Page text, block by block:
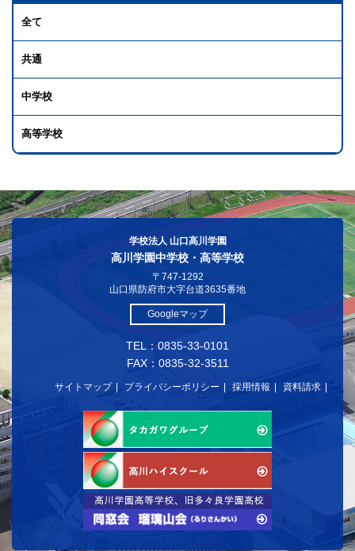
全て
共通
中学校
高等学校
学校法人 山口高川学園
高川学園中学校・高等学校
〒747-1292
山口県防府市大字台道3635番地
Googleマップ
TEL：0835-33-0101
FAX：0835-32-3511
サイトマップ プライバシーポリシー 採用情報 資料請求